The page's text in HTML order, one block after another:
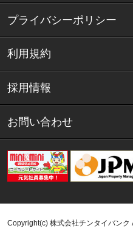
プライバシーポリシー
利用規約
採用情報
お問い合わせ
Copyright(c) 株式会社チンタイバン